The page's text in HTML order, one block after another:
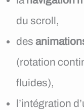
du scroll,
des
(rotation
fluides),
l’intégration